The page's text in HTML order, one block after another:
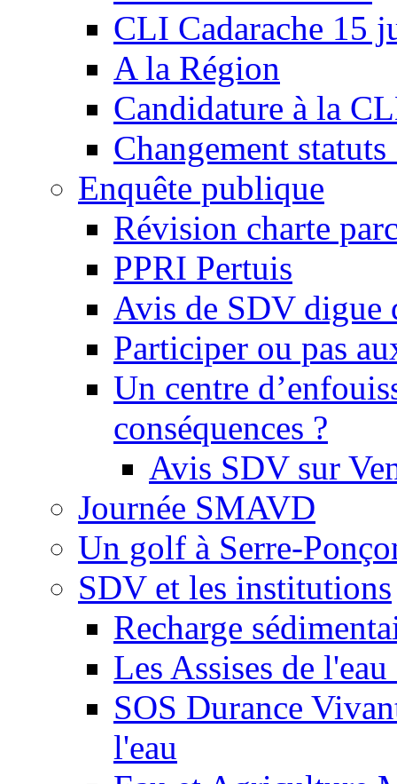
CLI Cadarache 15
A la Région
Candidature à la
Changement
Enquête publique
Révision charte
PPRI Pertuis
Avis de SDV digue
Participer ou pas
Un centre
conséquences ?
Avis SDV sur
Journée SMAVD
Un golf à Serre-
SDV et les institutions
Recharge
Les Assises de
SOS Durance
l'eau